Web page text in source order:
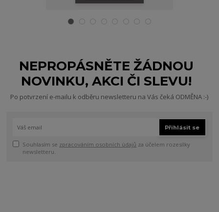
NEPROPÁSNĚTE ŽÁDNOU
NOVINKU, AKCI ČI SLEVU!
Po potvrzení e-mailu k odběru newsletteru na Vás čeká ODMĚNA :-)
Přihlásit se
Souhlasím se zpracováním osobních údajů za účelem rozesílky
newsletteru.